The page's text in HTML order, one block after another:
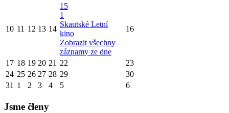
10 11 12 13 14
15
1
Skautské Letní
kino
Zobrazit všechny
záznamy ze dne
16
17 18 19 20 21 22
23
24 25 26 27 28 29
30
31 1 2 3 4 5 6
Jsme členy